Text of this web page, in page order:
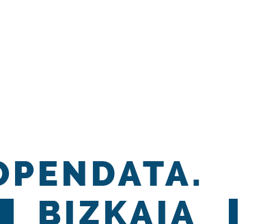
BIZKAIA